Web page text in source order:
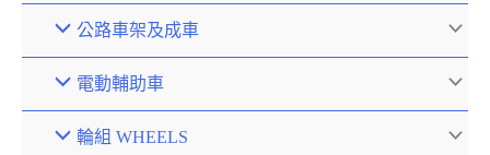
公路車架及成車
電動輔助車
輪組 WHEELS